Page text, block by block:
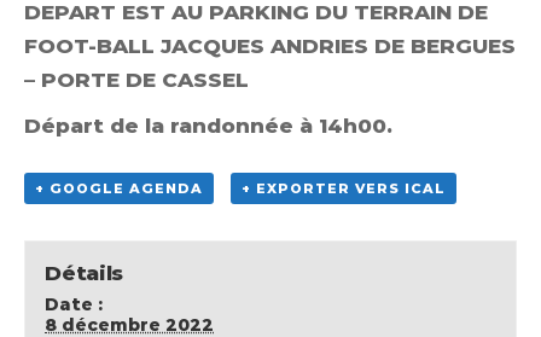
DEPART EST AU PARKING DU TERRAIN DE
FOOT-BALL JACQUES ANDRIES DE BERGUES
– PORTE DE CASSEL
Départ de la randonnée à 14h00.
+ GOOGLE AGENDA + EXPORTER VERS ICAL
Détails
Date :
8 décembre 2022